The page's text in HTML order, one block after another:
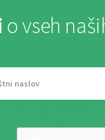
o vseh